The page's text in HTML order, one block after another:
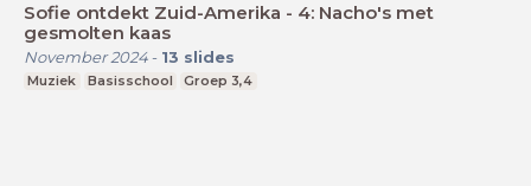
Sofie ontdekt Zuid-Amerika - 4: Nacho's met
gesmolten kaas
November 2024- 13 slides
Muziek Basisschool Groep 3,4